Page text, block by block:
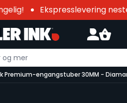
Ekspresslevering
Premium-engangstuber 30MM -